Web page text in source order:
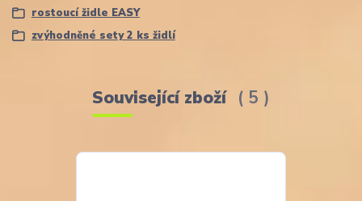
rostoucí židle EASY
zvýhodněné sety 2 ks židlí
Související zboží 5